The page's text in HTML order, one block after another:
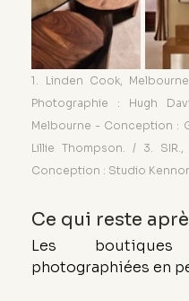
1. Linden Cook,
Photographie : Hugh
Melbourne - Conception :
Lillie Thompson. / 3.
Conception : Studio
Ce qui reste
Les
photographiées en